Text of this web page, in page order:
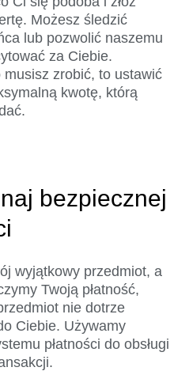
Możesz śledzić
lub pozwolić naszemu
za Ciebie.
musisz zrobić, to ustawić
kwotę, którą
bezpiecznej
wyjątkowy przedmiot, a
Twoją płatność,
nie dotrze
Ciebie. Używamy
płatności do obsługi